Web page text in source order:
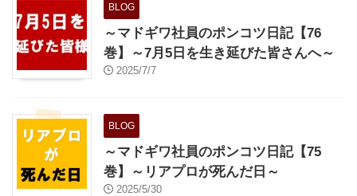
BLOG
～マドギワ社員のポンコツ日記【76
巻】～7月5日を生き延びた皆さんへ～
2025/7/7
BLOG
～マドギワ社員のポンコツ日記【75
巻】～リアプロが死んだ日～
2025/5/30